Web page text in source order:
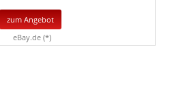
zum Angebot
eBay.de (*)